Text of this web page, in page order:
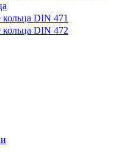
DIN 471
DIN 472